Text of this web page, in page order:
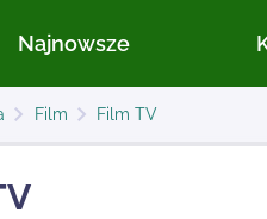
Najnowsze
Film Film TV